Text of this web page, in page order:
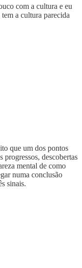
com a cultura e eu
a cultura parecida
que um dos pontos
progressos, descobertas
mental de como
numa conclusão
sinais.